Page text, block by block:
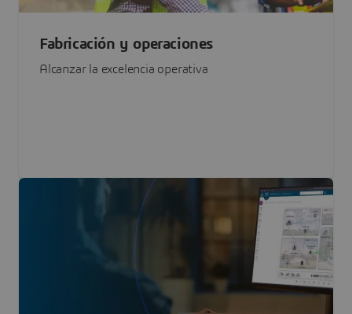
Fabricación y operaciones
Alcanzar la excelencia operativa